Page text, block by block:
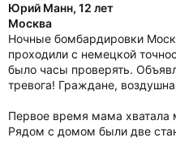
Юрий Манн, 12 лет
Москва
Ночные бомбардировки
проходили с немецкой
было часы проверять.
тревога! Граждане,
Первое время мама хватала
Рядом с домом были две